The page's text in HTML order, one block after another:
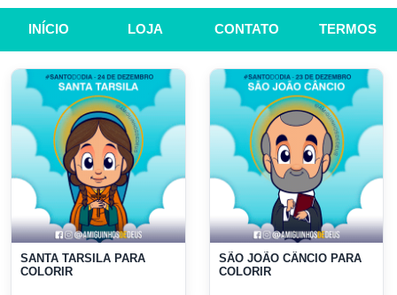
INÍCIO LOJA CONTATO TERMOS
SANTA TARSILA PARA
COLORIR
SÃO JOÃO CÂNCIO PARA
COLORIR